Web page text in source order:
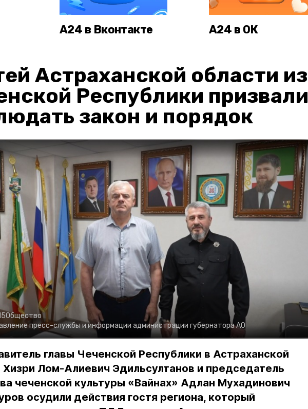
А24 в Вконтакте А24 в ОК
Астраханской области из
Республики призвали
закон и порядок
Общество
пресс-службы и информации администрации губернатора АО
главы Чеченской Республики в Астраханской
Хизри Лом-Алиевич Эдильсултанов и председатель
чеченской культуры «Вайнах» Адлан Мухадинович
осудили действия гостя региона, который